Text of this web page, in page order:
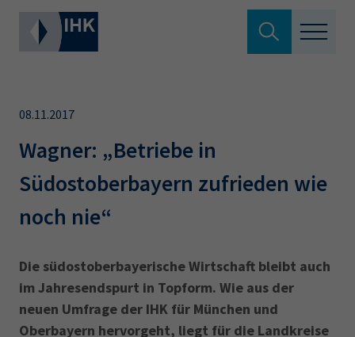
Aus- & Fortbildung
Berufszugang
Ratgeber
Service & Anträge
Über uns
Suche verlassen
Wonach suchen Sie?
Suchen
Hier können Sie auch aus den meistgesuchten
Begriffen vorauswählen
34a 34c Ausbildungsvertrag
Fachwirt
08.11.2017
Wagner: „Betriebe in
Südostoberbayern zufrieden wie
noch nie“
Die südostoberbayerische Wirtschaft bleibt auch
im Jahresendspurt in Topform. Wie aus der
neuen Umfrage der IHK für München und
Oberbayern hervorgeht, liegt für die Landkreise